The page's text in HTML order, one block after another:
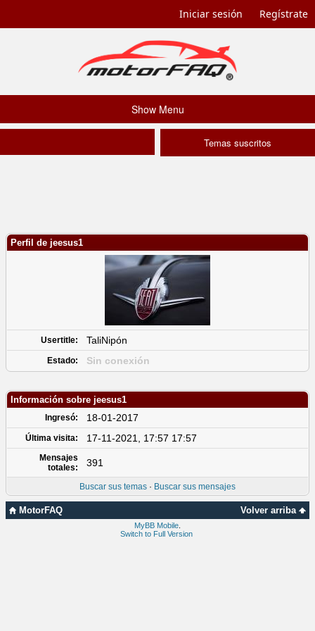
Iniciar sesión Regístrate
Show Menu
Temas suscritos
Perfil de jeesus1
Usertitle: TaliNipón
Estado: Sin conexión
Información sobre jeesus1
Ingresó: 18-01-2017
Última visita: 17-11-2021, 17:57 17:57
Mensajes
totales:
391
Buscar sus temas · Buscar sus mensajes
Volver arriba
MotorFAQ
MyBB Mobile
Switch to Full Version